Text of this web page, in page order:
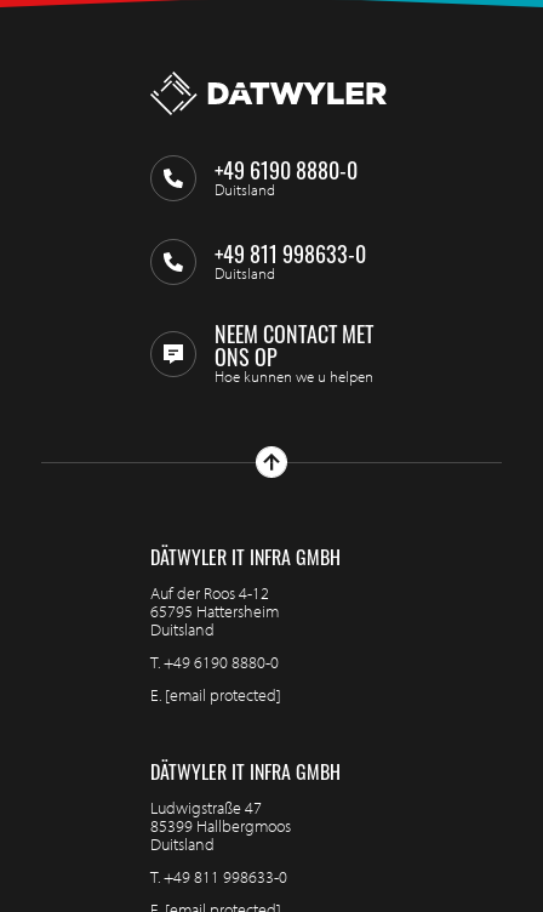
+49 6190 8880-0
Duitsland
+49 811 998633-0
Duitsland
NEEM CONTACT MET
ONS OP
Hoe kunnen we u helpen
DÄTWYLER IT INFRA GMBH
Auf der Roos 4-12
65795 Hattersheim
Duitsland
T.+49 6190 8880-0
E. [email protected]
DÄTWYLER IT INFRA GMBH
Ludwigstraße 47
85399 Hallbergmoos
Duitsland
T.+49 811 998633-0